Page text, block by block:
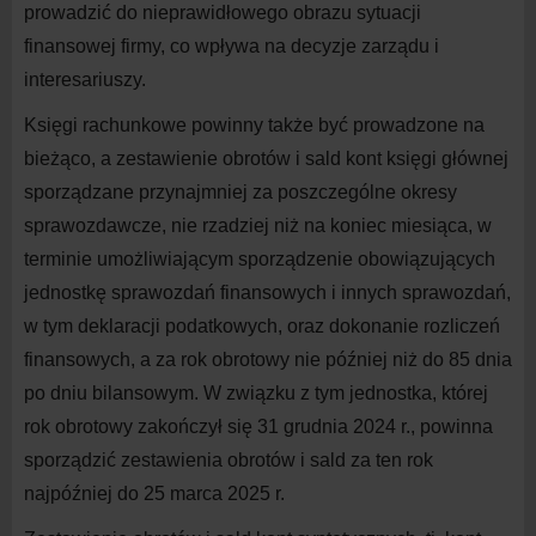
prowadzić do nieprawidłowego obrazu sytuacji
finansowej firmy, co wpływa na decyzje zarządu i
interesariuszy.
Księgi rachunkowe powinny także być prowadzone na
bieżąco, a zestawienie obrotów i sald kont księgi głównej
sporządzane przynajmniej za poszczególne okresy
sprawozdawcze, nie rzadziej niż na koniec miesiąca, w
terminie umożliwiającym sporządzenie obowiązujących
jednostkę sprawozdań finansowych i innych sprawozdań,
w tym deklaracji podatkowych, oraz dokonanie rozliczeń
finansowych, a za rok obrotowy nie później niż do 85 dnia
po dniu bilansowym. W związku z tym jednostka, której
rok obrotowy zakończył się 31 grudnia 2024 r., powinna
sporządzić zestawienia obrotów i sald za ten rok
najpóźniej do 25 marca 2025 r.